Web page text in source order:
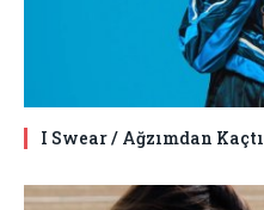
I Swear / Ağzımdan Kaçtı